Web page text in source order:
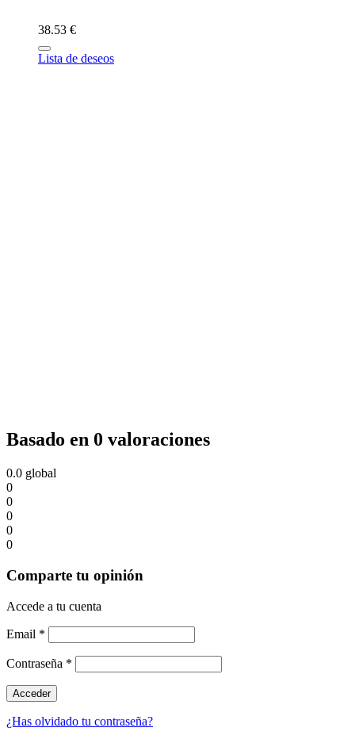
38.53 €
Lista de deseos
Basado en 0 valoraciones
0.0 global
0
0
0
0
0
Comparte tu opinión
Accede a tu cuenta
Email *
Contraseña *
¿Has olvidado tu contraseña?